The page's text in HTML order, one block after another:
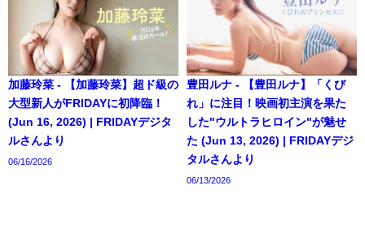
加藤玲菜 - 【加藤玲菜】超ド級の
大型新人がFRIDAYに初降臨！
(Jun 16, 2026) | FRIDAYデジタ
ルさんより
06/16/2026
豊田ルナ - 【豊田ルナ】「くび
れ」に注目！映画初主演を果た
した"ウルトラヒロイン"が魅せ
た (Jun 13, 2026) | FRIDAYデジ
タルさんより
06/13/2026